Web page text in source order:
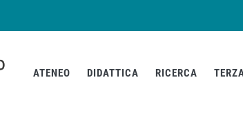
ATENEO DIDATTICA RICERCA